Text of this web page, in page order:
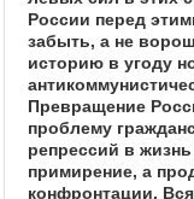
России перед
забыть, а не
историю в угоду
Превращение
проблему
репрессий в
примирение, а
конфронтации.